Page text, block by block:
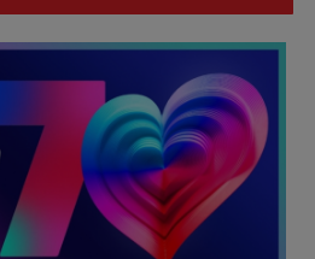
„Vedeta populară” şi-a